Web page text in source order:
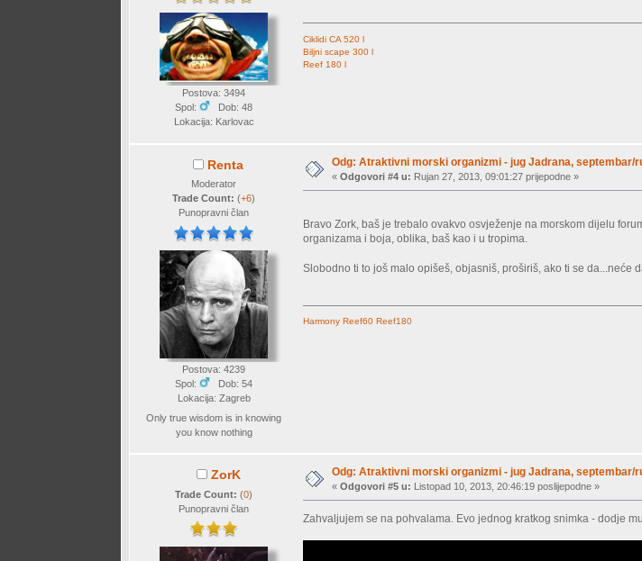
Postova: 3494
Spol:
Dob: 48
Lokacija: Karlovac
Ciklidi CA 520 l
Biljni scape 300 l
Reef 180 l
Renta
Moderator
Trade Count:(+6)
Punopravni član
Postova: 4239
Spol:
Dob: 54
Lokacija: Zagreb
Only true wisdom is in knowing
you know nothing
Odg: Atraktivni morski organizmi - jug Jadrana, septembar/
«Odgovori #4 u: Rujan 27, 2013, 09:01:27 prijepodne »
Bravo Zork, baš je trebalo ovakvo osvježenje na morskom dijelu
organizama i boja, oblika, baš kao i u tropima.
Slobodno ti to još malo opišeš, objasniš, proširiš, ako ti se da...neće
Harmony Reef60 Reef180
ZorK
Trade Count:(0)
Punopravni član
Odg: Atraktivni morski organizmi - jug Jadrana, septembar/
«Odgovori #5 u: Listopad 10, 2013, 20:46:19 poslijepodne »
Zahvaljujem se na pohvalama. Evo jednog kratkog snimka - dodje